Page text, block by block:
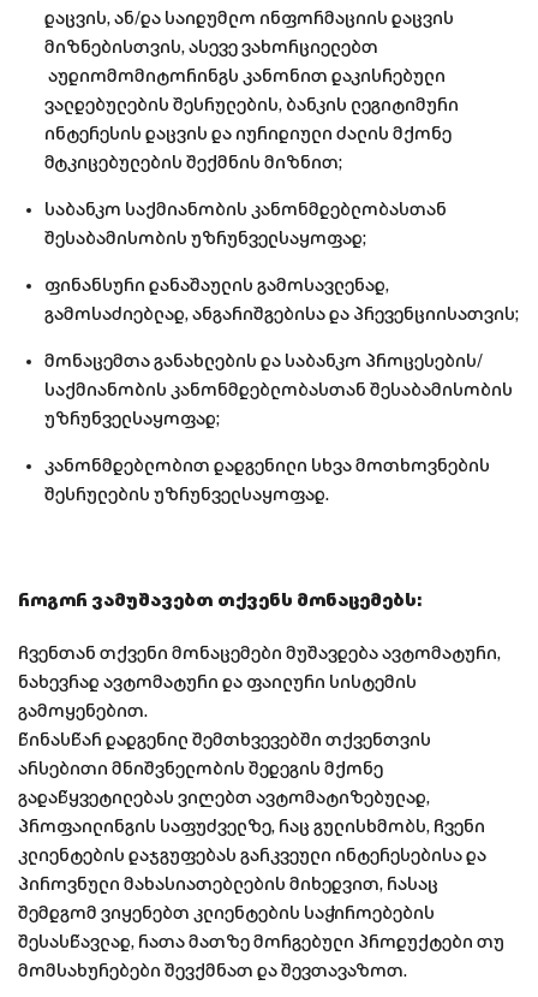
დაცვის, ან/და საიდუმლო ინფორმაციის დაცვის
მიზნებისთვის, ასევე ვახორციელებთ
აუდიომომიტორინგს კანონით დაკისრებული
ვალდებულების შესრულების, ბანკის ლეგიტიმური
ინტერესის დაცვის და იურიდიული ძალის მქონე
მტკიცებულების შექმნის მიზნით;
საბანკო საქმიანობის კანონმდებლობასთან
შესაბამისობის უზრუნველსაყოფად;
ფინანსური დანაშაულის გამოსავლენად,
გამოსაძიებლად, ანგარიშგებისა და პრევენციისათვის;
მონაცემთა განახლების და საბანკო პროცესების/
საქმიანობის კანონმდებლობასთან შესაბამისობის
უზრუნველსაყოფად;
კანონმდებლობით დადგენილი სხვა მოთხოვნების
შესრულების უზრუნველსაყოფად.
როგორ ვამუშავებთ თქვენს მონაცემებს:
ჩვენთან თქვენი მონაცემები მუშავდება ავტომატური,
ნახევრად ავტომატური და ფაილური სისტემის
გამოყენებით.
წინასწარ დადგენილ შემთხვევებში თქვენთვის
არსებითი მნიშვნელობის შედეგის მქონე
გადაწყვეტილებას ვიღებთ ავტომატიზებულად,
პროფაილინგის საფუძველზე, რაც გულისხმობს, ჩვენი
კლიენტების დაჯგუფებას გარკვეული ინტერესებისა და
პიროვნული მახასიათებლების მიხედვით, რასაც
შემდგომ ვიყენებთ კლიენტების საჭიროებების
შესასწავლად, რათა მათზე მორგებული პროდუქტები თუ
მომსახურებები შევქმნათ და შევთავაზოთ.